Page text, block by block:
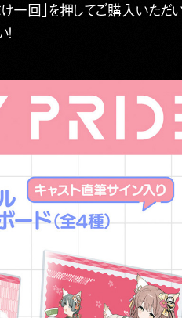
け一回」を押してご購入いた